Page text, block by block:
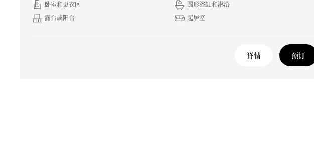
卧室和更衣区
圆形浴缸和淋浴
露台或阳台
起居室
详情 预订